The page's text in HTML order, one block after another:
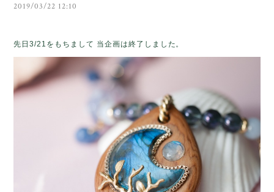
2019/03/22 12:10
先日3/21をもちまして 当企画は終了しました。